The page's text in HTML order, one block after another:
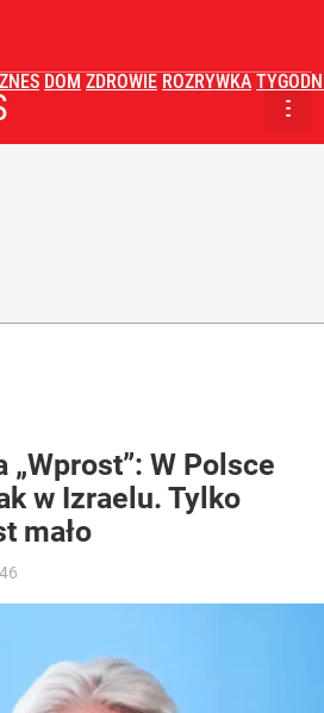
DOM ZDROWIE ROZRYWKA
W Polsce
w Izraelu. Tylko
mało